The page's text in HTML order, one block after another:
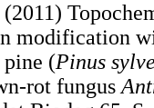
modification
(Pinus
rot fungus